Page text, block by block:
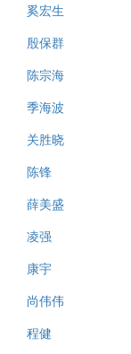
奚宏生
殷保群
陈宗海
季海波
关胜晓
陈锋
薛美盛
凌强
康宇
尚伟伟
程健